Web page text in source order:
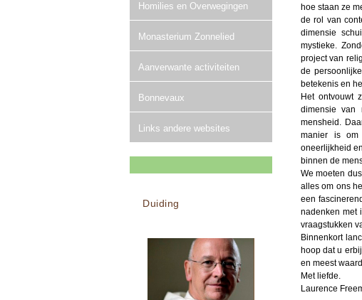
Homilies en Overwegingen
Monasterium Zonnelied
Aanverwante activiteiten
Bonnevaux
Links andere websites
Duiding
hoe staan ze
de rol van
dimensie
mystieke.
project van
de
betekenis en
Het ontvouwt
dimensie van
mensheid.
manier is om
oneerlijkheid
binnen de
We moeten
alles om ons
een
nadenken met
vraagstukken
Binnenkort
hoop dat u
en meest
Met liefde.
Laurence